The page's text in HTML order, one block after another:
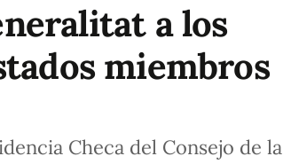
a los
miembros
Checa del Consejo de la